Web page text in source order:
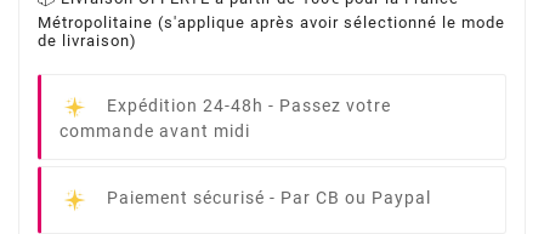
Métropolitaine (s'applique après avoir sélectionné le mode
de livraison)
Expédition 24-48h - Passez votre
commande avant midi
Paiement sécurisé - Par CB ou Paypal